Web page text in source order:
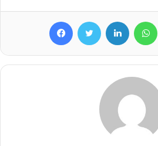
FacebookTwitter LinkedIn